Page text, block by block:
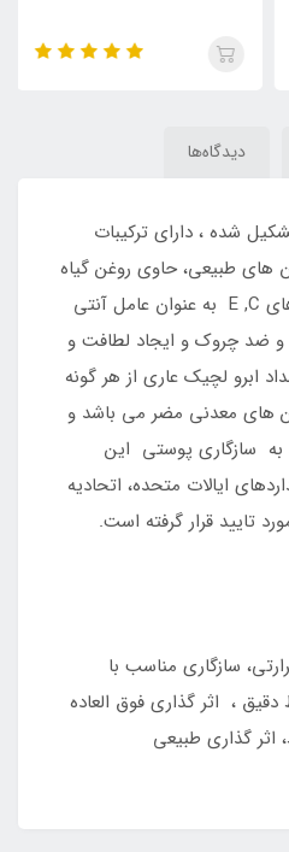
دیدگاه‌ها
شده ، دارای ترکیبات
های طبیعی، حاوی روغن گیاه
جوجوبا و حاوی ویتامین های E ,C به عنوان عامل آنتی
ضد چروک و ایجاد لطافت و
ابرو لچیک عاری از هر گونه
های معدنی مضر می باشد و
به سازگاری پوستی این
ایالات متحده، اتحادیه
تایید قرار گرفته است.
سازگاری مناسب با
، اثر گذاری فوق العاده
گذاری طبیعی